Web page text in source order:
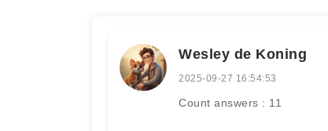
Wesley de Koning
2025-09-27 16:54:53
Count answers : 11